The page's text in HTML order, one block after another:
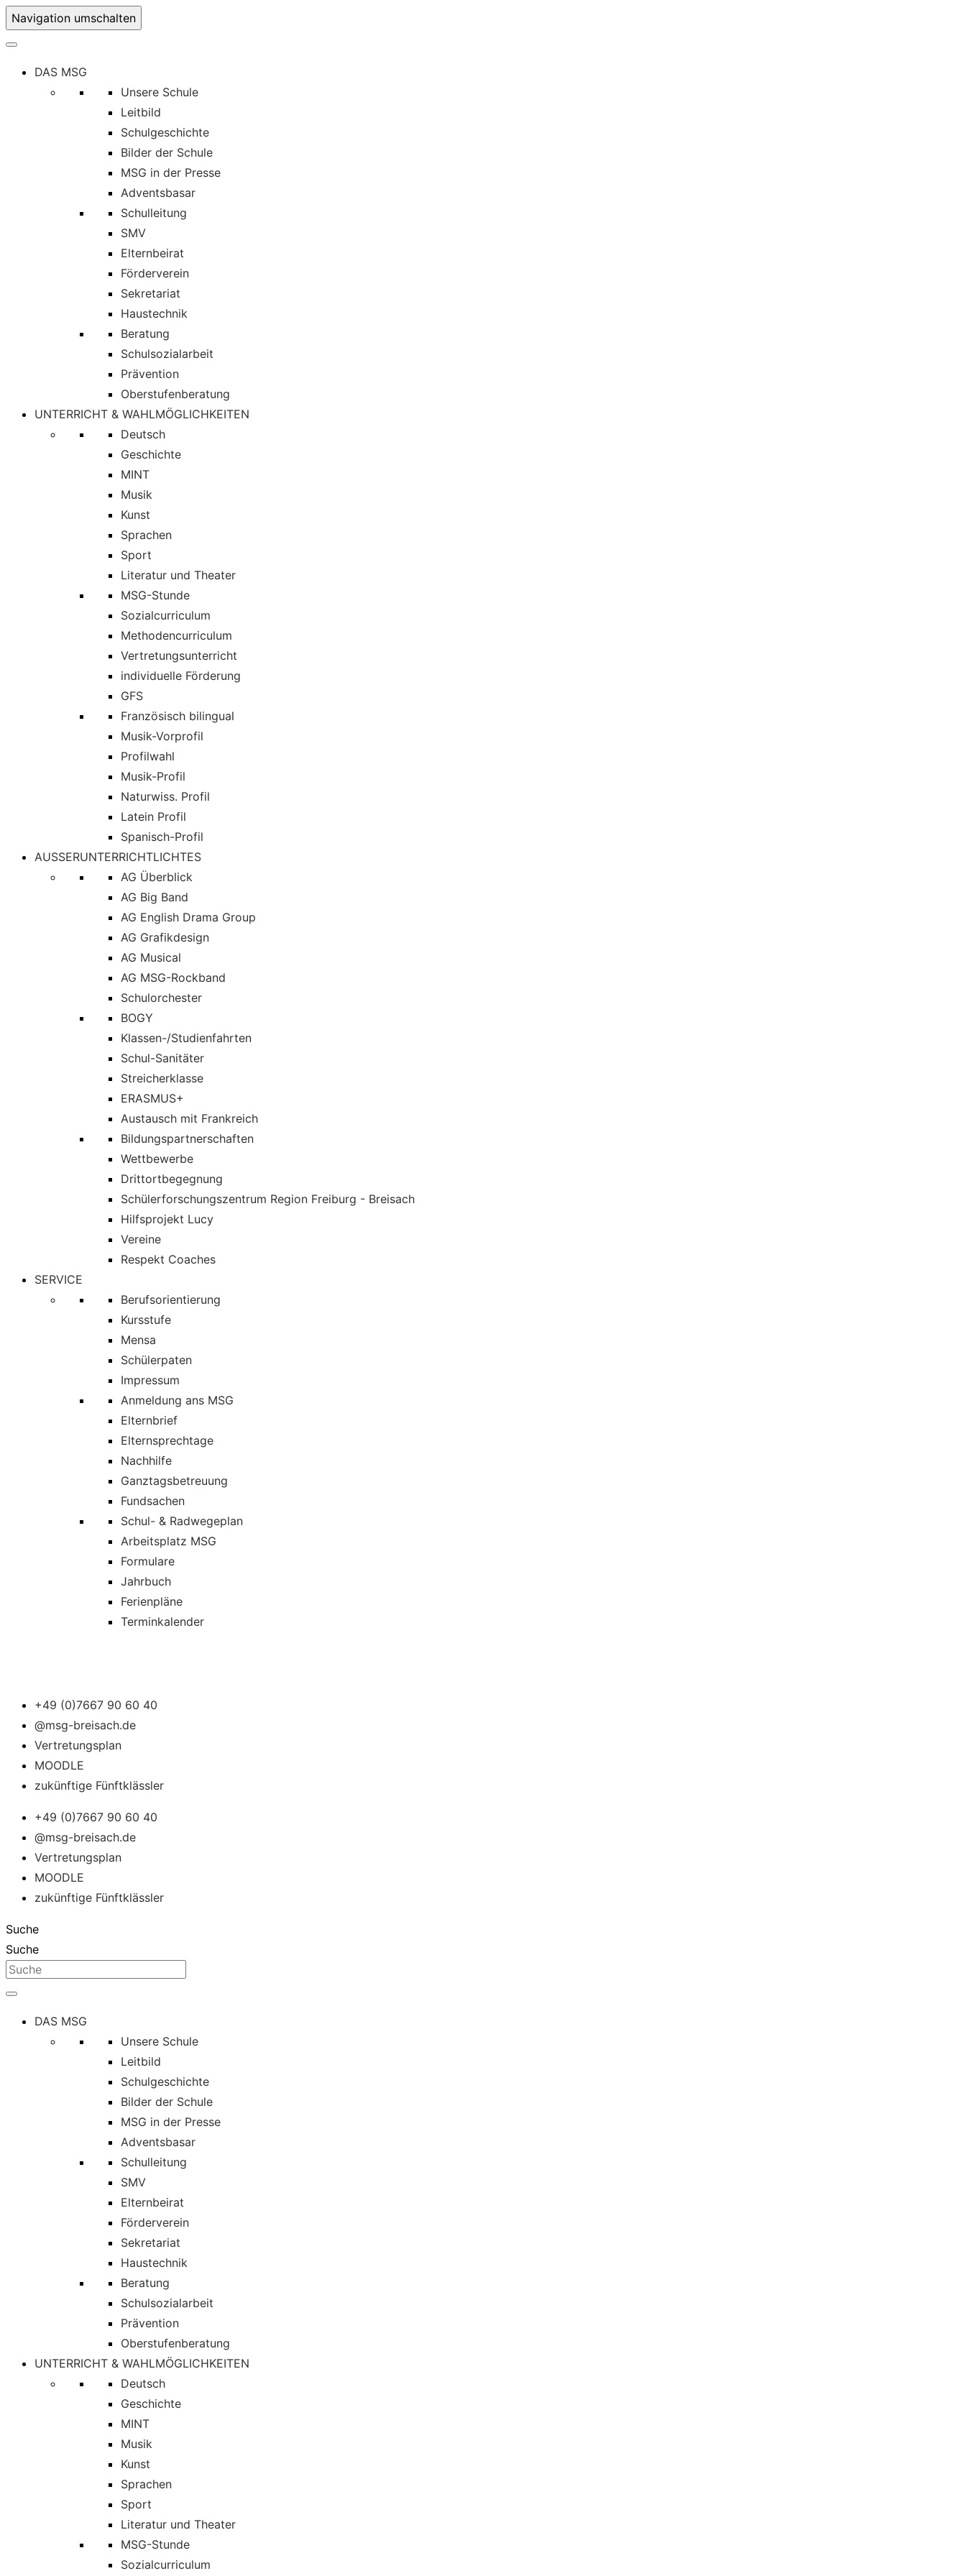
Navigation umschalten
DAS MSG
Unsere Schule
Leitbild
Schulgeschichte
Bilder der Schule
MSG in der Presse
Adventsbasar
Schulleitung
SMV
Elternbeirat
Förderverein
Sekretariat
Haustechnik
Beratung
Schulsozialarbeit
Prävention
Oberstufenberatung
UNTERRICHT & WAHLMÖGLICHKEITEN
Deutsch
Geschichte
MINT
Musik
Kunst
Sprachen
Sport
Literatur und Theater
MSG-Stunde
Sozialcurriculum
Methodencurriculum
Vertretungsunterricht
individuelle Förderung
GFS
Französisch bilingual
Musik-Vorprofil
Profilwahl
Musik-Profil
Naturwiss. Profil
Latein Profil
Spanisch-Profil
AUSSERUNTERRICHTLICHTES
AG Überblick
AG Big Band
AG English Drama Group
AG Grafikdesign
AG Musical
AG MSG-Rockband
Schulorchester
BOGY
Klassen-/Studienfahrten
Schul-Sanitäter
Streicherklasse
ERASMUS+
Austausch mit Frankreich
Bildungspartnerschaften
Wettbewerbe
Drittortbegegnung
Schülerforschungszentrum Region Freiburg - Breisach
Hilfsprojekt Lucy
Vereine
Respekt Coaches
SERVICE
Berufsorientierung
Kursstufe
Mensa
Schülerpaten
Impressum
Anmeldung ans MSG
Elternbrief
Elternsprechtage
Nachhilfe
Ganztagsbetreuung
Fundsachen
Schul- & Radwegeplan
Arbeitsplatz MSG
Formulare
Jahrbuch
Ferienpläne
Terminkalender
+49 (0)7667 90 60 40
@msg-breisach.de
Vertretungsplan
MOODLE
zukünftige Fünftklässler
+49 (0)7667 90 60 40
@msg-breisach.de
Vertretungsplan
MOODLE
zukünftige Fünftklässler
Suche
Suche
DAS MSG
Unsere Schule
Leitbild
Schulgeschichte
Bilder der Schule
MSG in der Presse
Adventsbasar
Schulleitung
SMV
Elternbeirat
Förderverein
Sekretariat
Haustechnik
Beratung
Schulsozialarbeit
Prävention
Oberstufenberatung
UNTERRICHT & WAHLMÖGLICHKEITEN
Deutsch
Geschichte
MINT
Musik
Kunst
Sprachen
Sport
Literatur und Theater
MSG-Stunde
Sozialcurriculum